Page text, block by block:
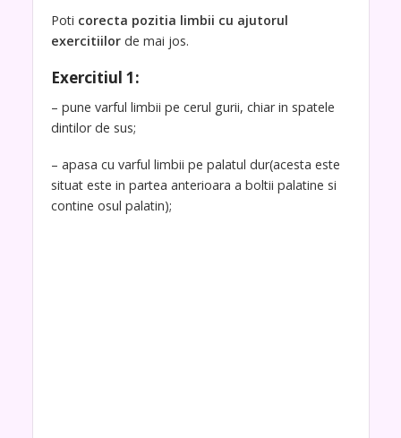
Poti corecta pozitia limbii cu ajutorul
exercitiilor de mai jos.
Exercitiul 1:
– pune varful limbii pe cerul gurii, chiar in spatele
dintilor de sus;
– apasa cu varful limbii pe palatul dur(acesta este
situat este in partea anterioara a boltii palatine si
contine osul palatin);